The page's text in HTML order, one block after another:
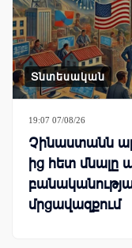
Տնտեսական
19:07 07/08/26
Չինաստանն
ից հետ մնալը
մրցավազքում